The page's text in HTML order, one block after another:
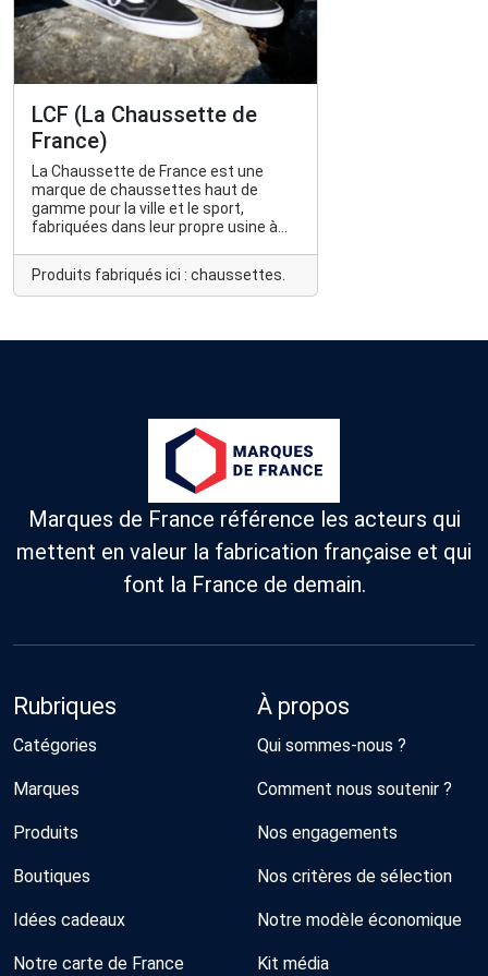
LCF (La Chaussette de
France)
La Chaussette de France est une
marque de chaussettes haut de
gamme pour la ville et le sport,
fabriquées dans leur propre usine à
des matières nobles et des
techniques de tricotage spécifiques,
afin d'apporter confort et durabilité.
Produits fabriqués ici : chaussettes.
Marques de France référence les acteurs qui
mettent en valeur la fabrication française et qui
font la France de demain.
Rubriques
Catégories
Marques
Produits
Boutiques
Idées cadeaux
Notre carte de France
À propos
Qui sommes-nous ?
Comment nous soutenir ?
Nos engagements
Nos critères de sélection
Notre modèle économique
Kit média